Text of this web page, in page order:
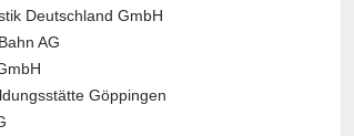
Deutschland GmbH
AG
Göppingen